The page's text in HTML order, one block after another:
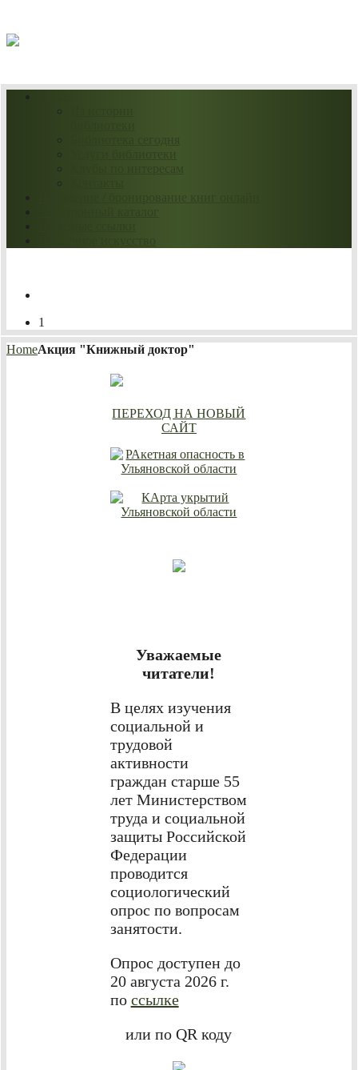
1
HomeАкция "Книжный доктор"
ПЕРЕХОД НА НОВЫЙ
САЙТ
Уважаемые
читатели!
В целях изучения
социальной и
трудовой
активности
граждан старше 55
лет Министерством
труда и социальной
защиты Российской
Федерации
проводится
социологический
опрос по вопросам
занятости.
Опрос доступен до
20 августа 2026 г.
по ссылке
или по QR коду